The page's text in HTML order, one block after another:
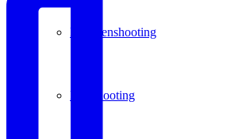
Familienshooting
Paarshooting